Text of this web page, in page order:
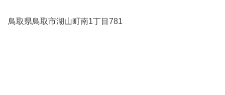
鳥取県鳥取市湖山町南1丁目781